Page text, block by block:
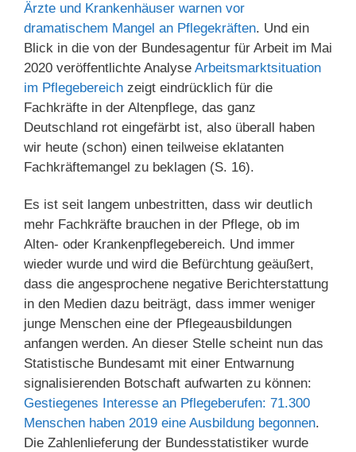
Ärzte und Krankenhäuser warnen vor
dramatischem Mangel an Pflegekräften. Und ein
Blick in die von der Bundesagentur für Arbeit im Mai
2020 veröffentlichte Analyse Arbeitsmarktsituation
im Pflegebereich zeigt eindrücklich für die
Fachkräfte in der Altenpflege, das ganz
Deutschland rot eingefärbt ist, also überall haben
wir heute (schon) einen teilweise eklatanten
Fachkräftemangel zu beklagen (S. 16).
Es ist seit langem unbestritten, dass wir deutlich
mehr Fachkräfte brauchen in der Pflege, ob im
Alten- oder Krankenpflegebereich. Und immer
wieder wurde und wird die Befürchtung geäußert,
dass die angesprochene negative Berichterstattung
in den Medien dazu beiträgt, dass immer weniger
junge Menschen eine der Pflegeausbildungen
anfangen werden. An dieser Stelle scheint nun das
Statistische Bundesamt mit einer Entwarnung
signalisierenden Botschaft aufwarten zu können:
Gestiegenes Interesse an Pflegeberufen: 71.300
Menschen haben 2019 eine Ausbildung begonnen.
Die Zahlenlieferung der Bundesstatistiker wurde